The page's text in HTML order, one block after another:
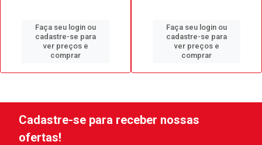
Faça seu login ou
cadastre-se para
ver preços e
comprar
Faça seu login ou
cadastre-se para
ver preços e
comprar
Cadastre-se para receber nossas
ofertas!